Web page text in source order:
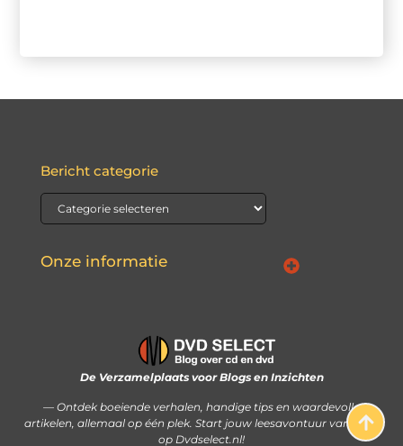
De Verzamelplaats voor Blogs en Inzichten
— Ontdek boeiende verhalen, handige tips en waardevolle
artikelen, allemaal op één plek. Start jouw leesavontuur vandaag
op Dvdselect.nl!
Onze informatie
Bericht categorie